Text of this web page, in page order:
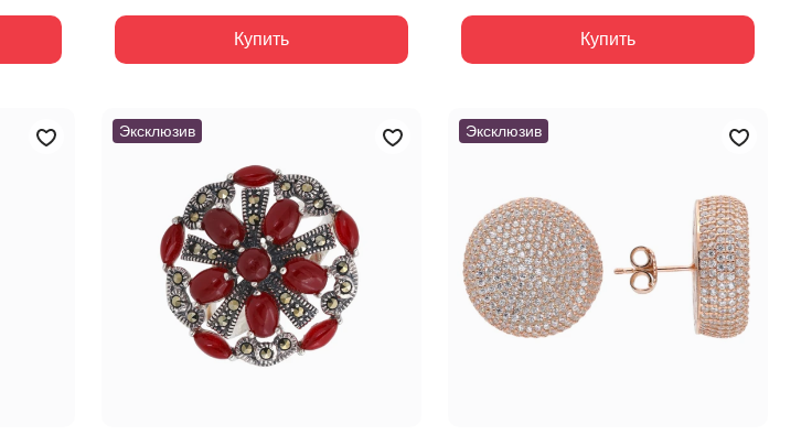
Купить Купить
Эксклюзив Эксклюзив